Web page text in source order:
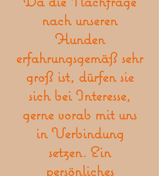
nach unseren
Hunden
erfahrungsgemäß sehr
groß ist, dürfen sie
sich bei Interesse,
gerne vorab mit uns
in Verbindung
setzen. Ein
persönliches